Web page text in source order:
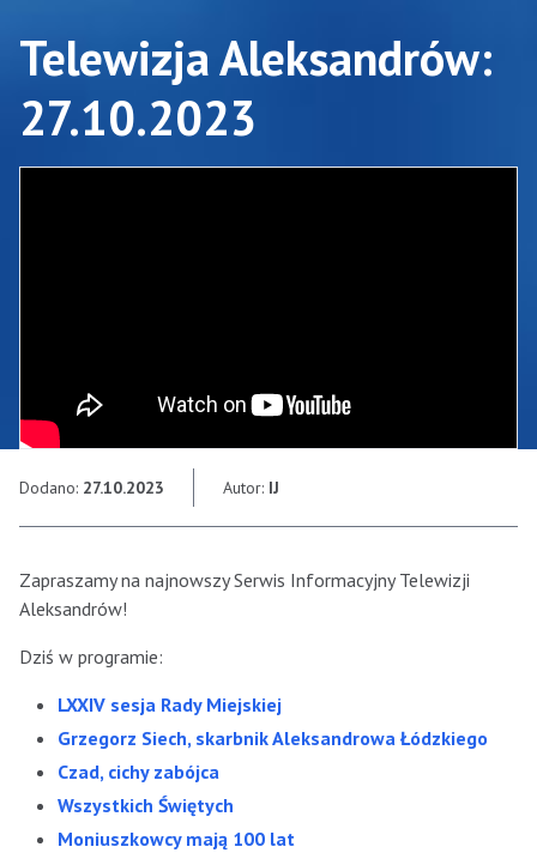
Telewizja Aleksandrów:
27.10.2023
Dodano: 27.10.2023 Autor: IJ
Zapraszamy na najnowszy Serwis Informacyjny Telewizji
Aleksandrów!
Dziś w programie:
LXXIV sesja Rady Miejskiej
Grzegorz Siech, skarbnik Aleksandrowa Łódzkiego
Czad, cichy zabójca
Wszystkich Świętych
Moniuszkowcy mają 100 lat